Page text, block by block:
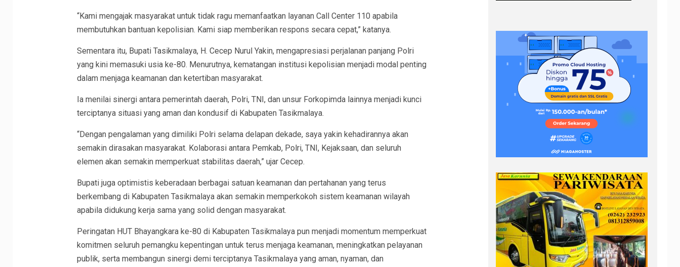
“Kami mengajak masyarakat untuk tidak ragu memanfaatkan layanan Call Center 110 apabila
membutuhkan bantuan kepolisian. Kami siap memberikan respons secara cepat,” katanya.
Sementara itu, Bupati Tasikmalaya, H. Cecep Nurul Yakin, mengapresiasi perjalanan panjang Polri
yang kini memasuki usia ke-80. Menurutnya, kematangan institusi kepolisian menjadi modal penting
dalam menjaga keamanan dan ketertiban masyarakat.
Ia menilai sinergi antara pemerintah daerah, Polri, TNI, dan unsur Forkopimda lainnya menjadi kunci
terciptanya situasi yang aman dan kondusif di Kabupaten Tasikmalaya.
“Dengan pengalaman yang dimiliki Polri selama delapan dekade, saya yakin kehadirannya akan
semakin dirasakan masyarakat. Kolaborasi antara Pemkab, Polri, TNI, Kejaksaan, dan seluruh
elemen akan semakin memperkuat stabilitas daerah,” ujar Cecep.
Bupati juga optimistis keberadaan berbagai satuan keamanan dan pertahanan yang terus
berkembang di Kabupaten Tasikmalaya akan semakin memperkokoh sistem keamanan wilayah
apabila didukung kerja sama yang solid dengan masyarakat.
Peringatan HUT Bhayangkara ke-80 di Kabupaten Tasikmalaya pun menjadi momentum memperkuat
komitmen seluruh pemangku kepentingan untuk terus menjaga keamanan, meningkatkan pelayanan
publik, serta membangun sinergi demi terciptanya Tasikmalaya yang aman, nyaman, dan